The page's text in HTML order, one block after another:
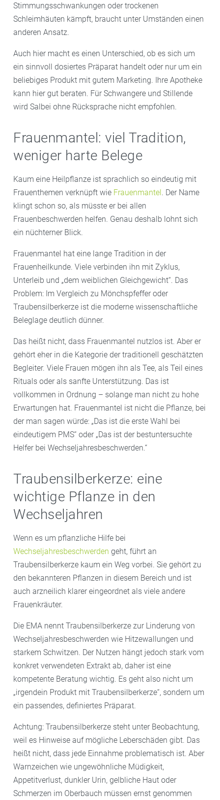
Stimmungsschwankungen oder trockenen
Schleimhäuten kämpft, braucht unter Umständen einen
anderen Ansatz.
Auch hier macht es einen Unterschied, ob es sich um
ein sinnvoll dosiertes Präparat handelt oder nur um ein
beliebiges Produkt mit gutem Marketing. Ihre Apotheke
kann hier gut beraten. Für Schwangere und Stillende
wird Salbei ohne Rücksprache nicht empfohlen.
Frauenmantel: viel Tradition,
weniger harte Belege
Kaum eine Heilpflanze ist sprachlich so eindeutig mit
Frauenthemen verknüpft wie Frauenmantel. Der Name
klingt schon so, als müsste er bei allen
Frauenbeschwerden helfen. Genau deshalb lohnt sich
ein nüchterner Blick.
Frauenmantel hat eine lange Tradition in der
Frauenheilkunde. Viele verbinden ihn mit Zyklus,
Unterleib und „dem weiblichen Gleichgewicht“. Das
Problem: Im Vergleich zu Mönchspfeffer oder
Traubensilberkerze ist die moderne wissenschaftliche
Beleglage deutlich dünner.
Das heißt nicht, dass Frauenmantel nutzlos ist. Aber er
gehört eher in die Kategorie der traditionell geschätzten
Begleiter. Viele Frauen mögen ihn als Tee, als Teil eines
Rituals oder als sanfte Unterstützung. Das ist
vollkommen in Ordnung – solange man nicht zu hohe
Erwartungen hat. Frauenmantel ist nicht die Pflanze, bei
der man sagen würde: „Das ist die erste Wahl bei
eindeutigem PMS“ oder „Das ist der bestuntersuchte
Helfer bei Wechseljahresbeschwerden.“
Traubensilberkerze: eine
wichtige Pflanze in den
Wechseljahren
Wenn es um pflanzliche Hilfe bei
Wechseljahresbeschwerden geht, führt an
Traubensilberkerze kaum ein Weg vorbei. Sie gehört zu
den bekannteren Pflanzen in diesem Bereich und ist
auch arzneilich klarer eingeordnet als viele andere
Frauenkräuter.
Die EMA nennt Traubensilberkerze zur Linderung von
Wechseljahresbeschwerden wie Hitzewallungen und
starkem Schwitzen. Der Nutzen hängt jedoch stark vom
konkret verwendeten Extrakt ab, daher ist eine
kompetente Beratung wichtig. Es geht also nicht um
„irgendein Produkt mit Traubensilberkerze“, sondern um
ein passendes, definiertes Präparat.
Achtung: Traubensilberkerze steht unter Beobachtung,
weil es Hinweise auf mögliche Leberschäden gibt. Das
heißt nicht, dass jede Einnahme problematisch ist. Aber
Warnzeichen wie ungewöhnliche Müdigkeit,
Appetitverlust, dunkler Urin, gelbliche Haut oder
Schmerzen im Oberbauch müssen ernst genommen